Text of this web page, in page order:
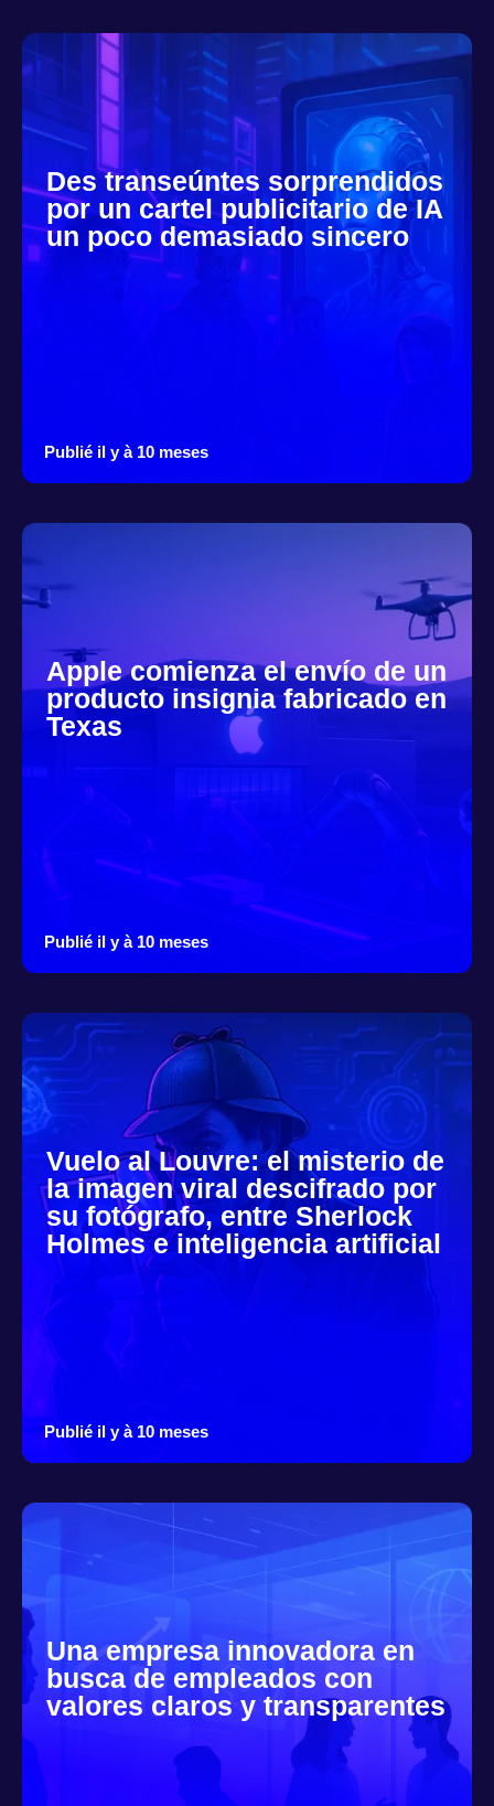
Des transeúntes sorprendidos
por un cartel publicitario de IA
un poco demasiado sincero
Publié il y à 10 meses
Apple comienza el envío de un
producto insignia fabricado en
Texas
Publié il y à 10 meses
Vuelo al Louvre: el misterio de
la imagen viral descifrado por
su fotógrafo, entre Sherlock
Holmes e inteligencia artificial
Publié il y à 10 meses
Una empresa innovadora en
busca de empleados con
valores claros y transparentes